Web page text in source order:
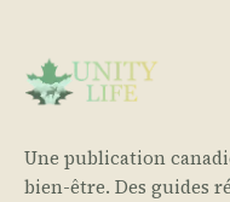
Une publication
bien-être. Des guides